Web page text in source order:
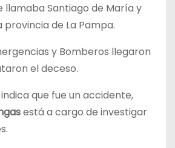
llamaba Santiago de María y
de La Pampa.
y Bomberos llegaron
el deceso.
que fue un accidente,
está a cargo de investigar